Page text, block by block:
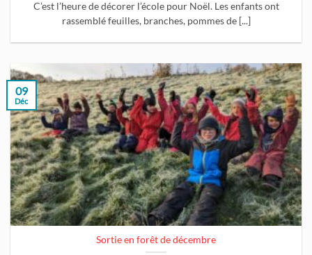
C’est l’heure de décorer l’école pour Noël. Les enfants ont
rassemblé feuilles, branches, pommes de [...]
Sortie en forêt de décembre
09
Déc